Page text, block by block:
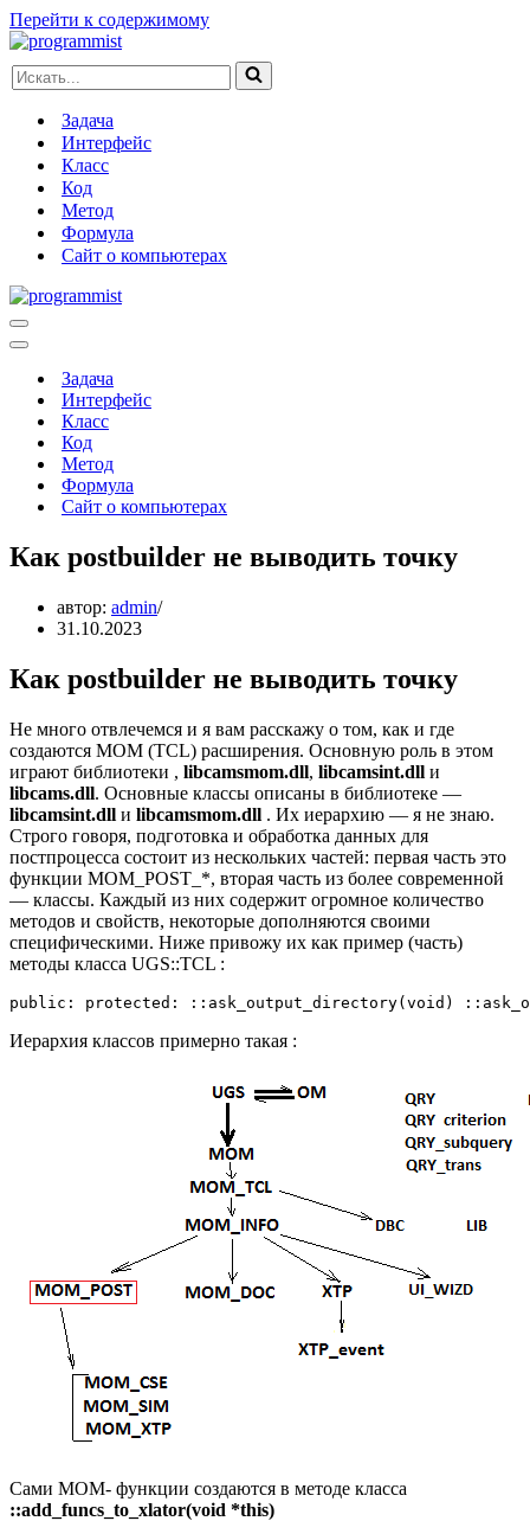
Перейти к содержимому
Искать...
Задача
Интерфейс
Класс
Код
Метод
Формула
Сайт о компьютерах
Меню
навигации
Меню
навигацииЗадача
Интерфейс
Класс
Код
Метод
Формула
Сайт о компьютерах
Как postbuilder не выводить точку
автор: admin
31.10.2023
Как postbuilder не выводить точку
Не много отвлечемся и я вам расскажу о том, как и где
создаются MOM (TCL) расширения. Основную роль в этом
играют библиотеки , libcamsmom.dll, libcamsint.dll и
libcams.dll. Основные классы описаны в библиотеке —
libcamsint.dll и libcamsmom.dll . Их иерархию — я не знаю.
Строго говоря, подготовка и обработка данных для
постпроцесса состоит из нескольких частей: первая часть это
функции MOM_POST_*, вторая часть из более современной
— классы. Каждый из них содержит огромное количество
методов и свойств, некоторые дополняются своими
специфическими. Ниже привожу их как пример (часть)
методы класса UGS::TCL :
public: protected: ::ask_output_directory(void)
Иерархия классов примерно такая :
Сами MOM- функции создаются в методе класса
::add_funcs_to_xlator(void *this)